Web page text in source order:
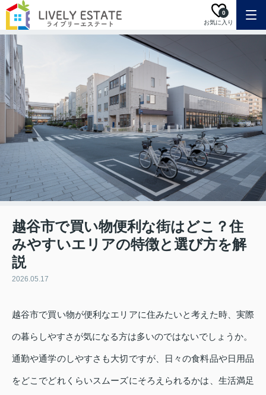
お気に入り
0
越谷市で買い物便利な街はどこ？住
みやすいエリアの特徴と選び方を解
説
2026.05.17
越谷市で買い物が便利なエリアに住みたいと考えた時、実際
の暮らしやすさが気になる方は多いのではないでしょうか。
通勤や通学のしやすさも大切ですが、日々の食料品や日用品
をどこでどれくらいスムーズにそろえられるかは、生活満足